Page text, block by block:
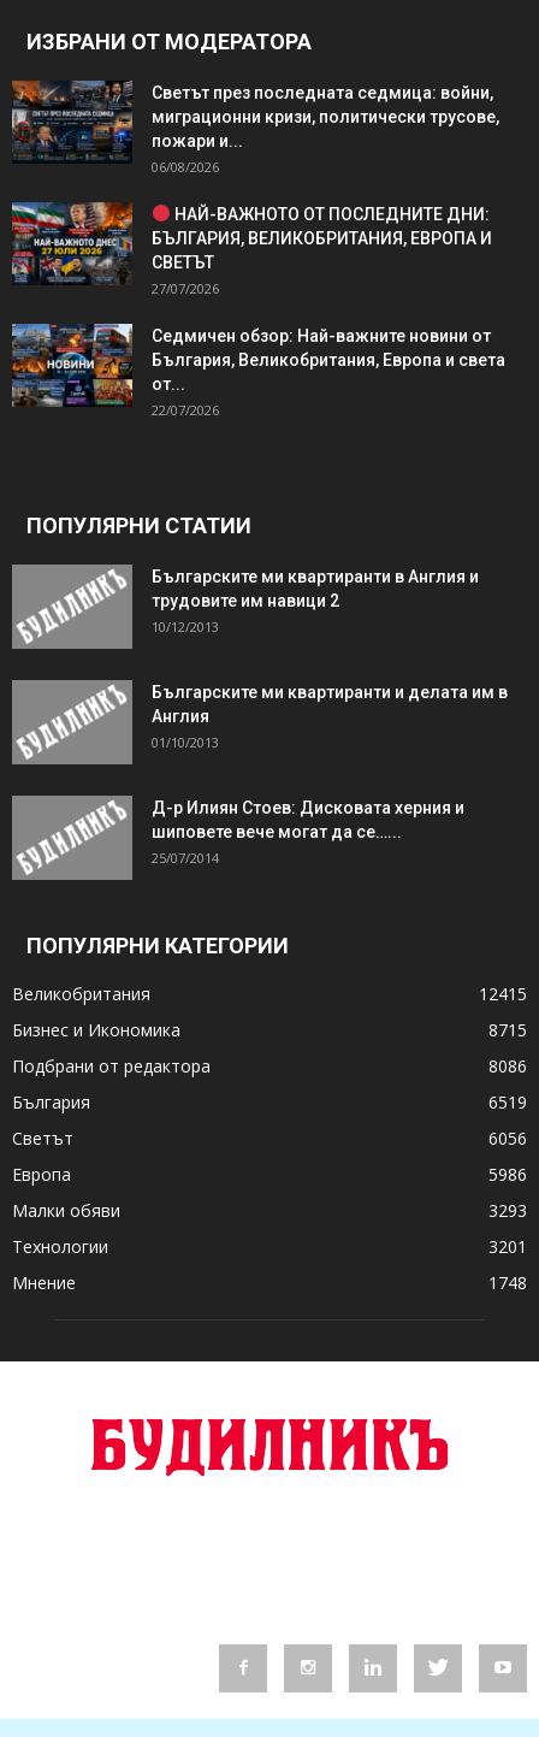
ИЗБРАНИ ОТ МОДЕРАТОРА
Светът през последната седмица: войни,
миграционни кризи, политически трусове,
пожари и...
06/08/2026
НАЙ-ВАЖНОТО ОТ ПОСЛЕДНИТЕ ДНИ:
БЪЛГАРИЯ, ВЕЛИКОБРИТАНИЯ, ЕВРОПА И
СВЕТЪТ
27/07/2026
Седмичен обзор: Най-важните новини от
България, Великобритания, Европа и света
от...
22/07/2026
ПОПУЛЯРНИ СТАТИИ
Българските ми квартиранти в Англия и
трудовите им навици 2
10/12/2013
Българските ми квартиранти и делата им в
Англия
01/10/2013
Д-р Илиян Стоев: Дисковата херния и
шиповете вече могат да се…...
25/07/2014
ПОПУЛЯРНИ КАТЕГОРИИ
Великобритания
12415
Бизнес и Икономика
8715
Подбрани от редактора
8086
България
6519
Светът
6056
Европа
5986
Малки обяви
3293
Технологии
3201
Мнение
1748